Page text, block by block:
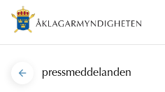
pressmeddelanden